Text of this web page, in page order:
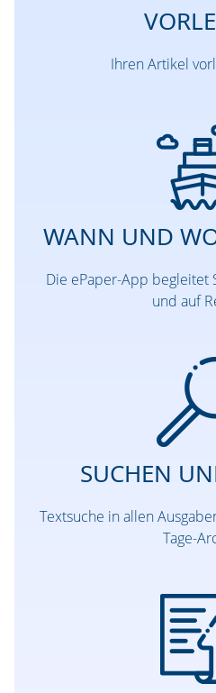
Ihren Artikel
WANN UND
Die ePaper-App begleitet
und auf
SUCHEN
Textsuche in allen
Tage-